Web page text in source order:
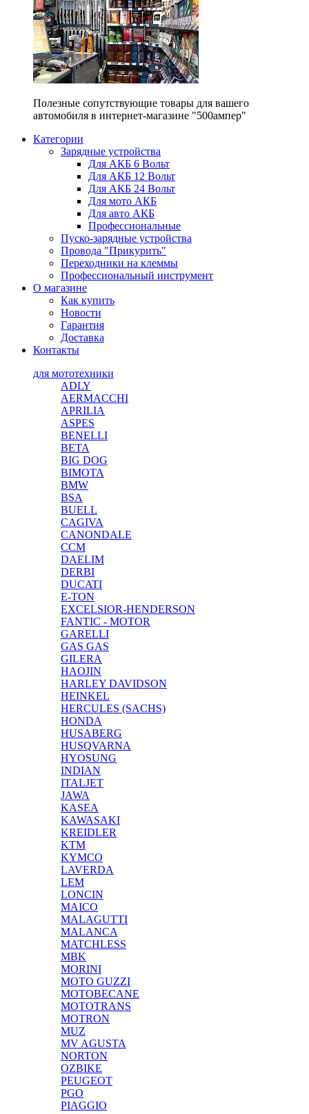
Полезные сопутствующие товары для вашего
автомобиля в интернет-магазине "500ампер"
Категории
Зарядные устройства
Для АКБ 6 Вольт
Для АКБ 12 Вольт
Для АКБ 24 Вольт
Для мото АКБ
Для авто АКБ
Профессиональные
Пуско-зарядные устройства
Провода "Прикурить"
Переходники на клеммы
Профессиональный инструмент
О магазине
Как купить
Новости
Гарантия
Доставка
Контакты
для мототехники
ADLY
AERMACCHI
APRILIA
ASPES
BENELLI
BETA
BIG DOG
BIMOTA
BMW
BSA
BUELL
CAGIVA
CANONDALE
CCM
DAELIM
DERBI
DUCATI
E-TON
EXCELSIOR-HENDERSON
FANTIC - MOTOR
GARELLI
GAS GAS
GILERA
HAOJIN
HARLEY DAVIDSON
HEINKEL
HERCULES (SACHS)
HONDA
HUSABERG
HUSQVARNA
HYOSUNG
INDIAN
ITALJET
JAWA
KASEA
KAWASAKI
KREIDLER
KTM
KYMCO
LAVERDA
LEM
LONCIN
MAICO
MALAGUTTI
MALANCA
MATCHLESS
MBK
MORINI
MOTO GUZZI
MOTOBECANE
MOTOTRANS
MOTRON
MUZ
MV AGUSTA
NORTON
OZBIKE
PEUGEOT
PGO
PIAGGIO